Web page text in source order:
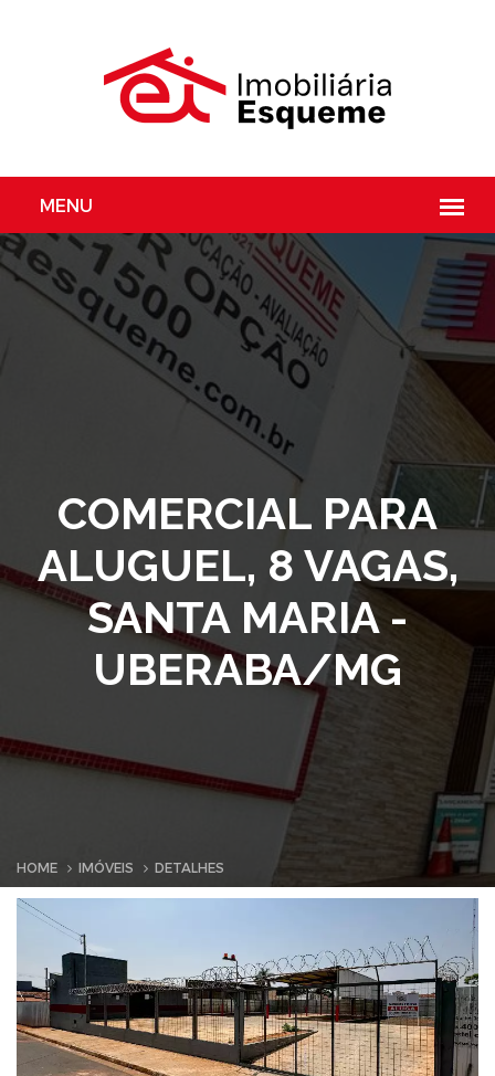
COMERCIAL PARA
ALUGUEL, 8 VAGAS,
SANTA MARIA -
UBERABA/MG
HOME IMÓVEIS DETALHES